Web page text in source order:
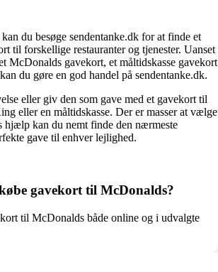
du besøge sendentanke.dk for at finde et
til forskellige restauranter og tjenester. Uanset
McDonalds gavekort, et måltidskasse gavekort
du gøre en god handel på sendentanke.dk.
eller giv den som gave med et gavekort til
eller en måltidskasse. Der er masser at vælge
hjælp kan du nemt finde den nærmeste
gave til enhver lejlighed.
gavekort til McDonalds?
til McDonalds både online og i udvalgte